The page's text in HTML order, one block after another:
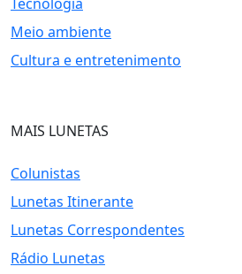
Meio ambiente
Cultura e entretenimento
MAIS LUNETAS
Colunistas
Lunetas Itinerante
Lunetas Correspondentes
Rádio Lunetas